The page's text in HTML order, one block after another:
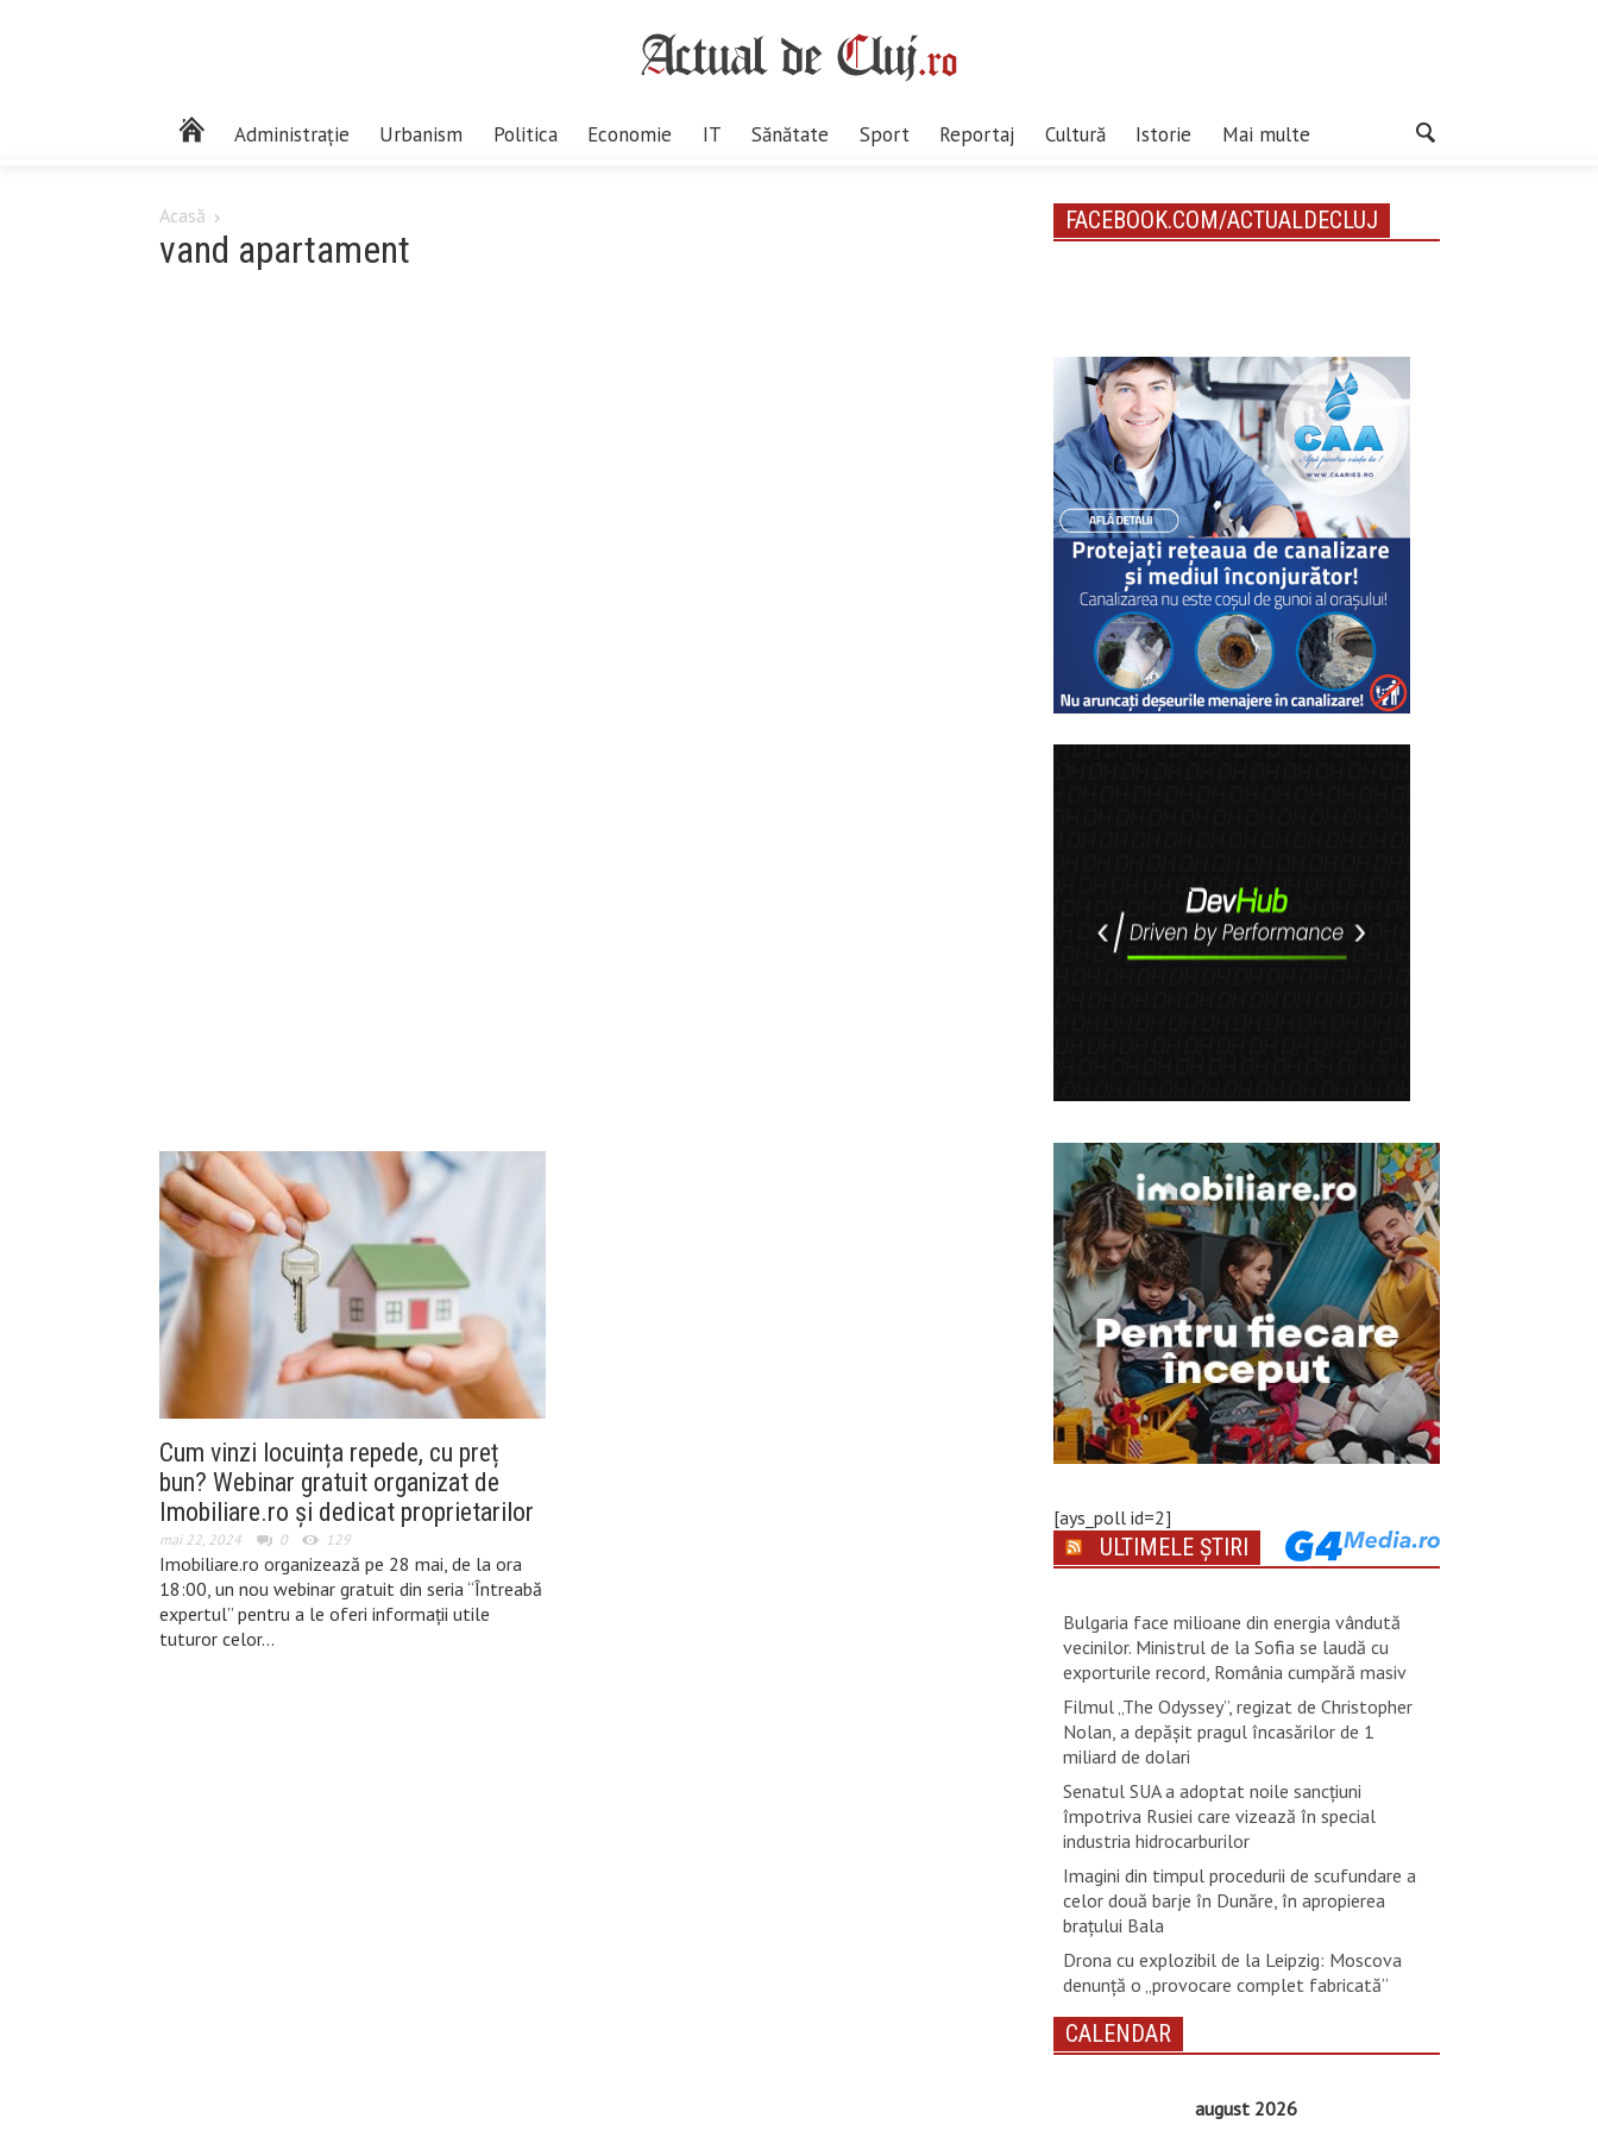
Administrație Urbanism Politica Economie IT Sănătate Sport Reportaj Cultură Istorie Mai multe
Acasă
vand apartament
Cum vinzi locuința repede, cu preț
bun? Webinar gratuit organizat de
Imobiliare.ro și dedicat proprietarilor
mai 22, 2024 0 129
Imobiliare.ro organizează pe 28 mai, de la ora
18:00, un nou webinar gratuit din seria “Întreabă
expertul” pentru a le oferi informații utile
tuturor celor…
FACEBOOK.COM/ACTUALDECLUJ
[ays_poll id=2]
ULTIMELE ȘTIRI
Bulgaria face milioane din energia vândută
vecinilor. Ministrul de la Sofia se laudă cu
exporturile record, România cumpără masiv
Filmul „The Odyssey”, regizat de Christopher
Nolan, a depăşit pragul încasărilor de 1
miliard de dolari
Senatul SUA a adoptat noile sancţiuni
împotriva Rusiei care vizează în special
industria hidrocarburilor
Imagini din timpul procedurii de scufundare a
celor două barje în Dunăre, în apropierea
brațului Bala
Drona cu explozibil de la Leipzig: Moscova
denunţă o „provocare complet fabricată”
CALENDAR
august 2026